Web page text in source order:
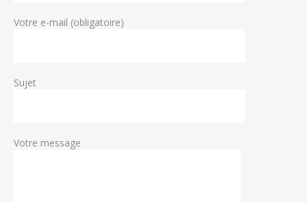
Votre e-mail (obligatoire)
Sujet
Votre message